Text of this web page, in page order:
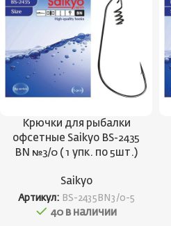
Крючки для рыбалки
офсетные Saikyo BS-2435
BN №3/0 ( 1 упк. по 5шт.)
Saikyo
Артикул: BS-2435BN3/0-5
40 в наличии